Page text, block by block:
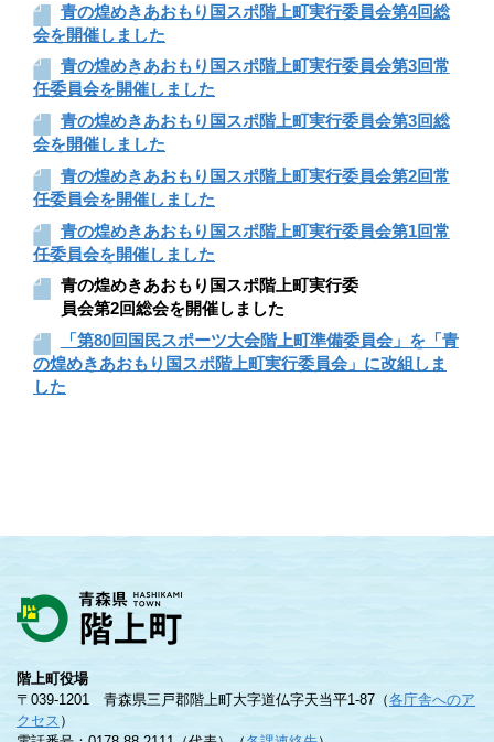
青の煌めきあおもり国スポ階上町実行委員会第4回総
会を開催しました
青の煌めきあおもり国スポ階上町実行委員会第3回常
任委員会を開催しました
青の煌めきあおもり国スポ階上町実行委員会第3回総
会を開催しました
青の煌めきあおもり国スポ階上町実行委員会第2回常
任委員会を開催しました
青の煌めきあおもり国スポ階上町実行委員会第1回常
任委員会を開催しました
青の煌めきあおもり国スポ階上町実行委
員会第2回総会を開催しました
「第80回国民スポーツ大会階上町準備委員会」を「青
の煌めきあおもり国スポ階上町実行委員会」に改組しま
した
階上町役場
〒039-1201 青森県三戸郡階上町大字道仏字天当平1-87（各庁舎へのア
クセス ）